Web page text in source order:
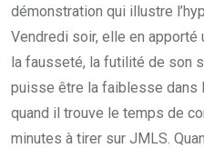
démonstration qui illustre
Vendredi soir, elle en
la fausseté, la futilité de son
puisse être la faiblesse dans
quand il trouve le temps de
minutes à tirer sur JMLS.